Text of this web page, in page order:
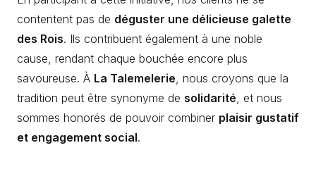
contentent pas de déguster une délicieuse galette
des Rois. Ils contribuent également à une noble
cause, rendant chaque bouchée encore plus
savoureuse. À La Talemelerie , nous croyons que la
tradition peut être synonyme de solidarité , et nous
sommes honorés de pouvoir combiner plaisir gustatif
et engagement social.